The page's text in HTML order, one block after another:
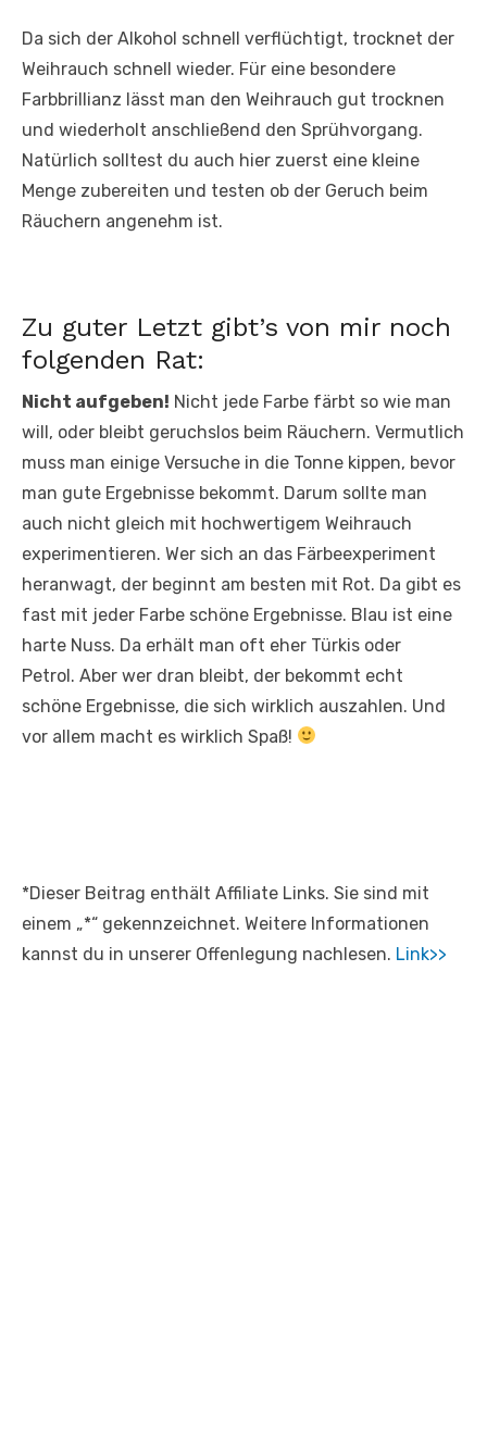
Da sich der Alkohol schnell verflüchtigt, trocknet der
Weihrauch schnell wieder. Für eine besondere
Farbbrillianz lässt man den Weihrauch gut trocknen
und wiederholt anschließend den Sprühvorgang.
Natürlich solltest du auch hier zuerst eine kleine
Menge zubereiten und testen ob der Geruch beim
Räuchern angenehm ist.
Zu guter Letzt gibt’s von mir noch
folgenden Rat:
Nicht aufgeben! Nicht jede Farbe färbt so wie man
will, oder bleibt geruchslos beim Räuchern. Vermutlich
muss man einige Versuche in die Tonne kippen, bevor
man gute Ergebnisse bekommt. Darum sollte man
auch nicht gleich mit hochwertigem Weihrauch
experimentieren. Wer sich an das Färbeexperiment
heranwagt, der beginnt am besten mit Rot. Da gibt es
fast mit jeder Farbe schöne Ergebnisse. Blau ist eine
harte Nuss. Da erhält man oft eher Türkis oder
Petrol. Aber wer dran bleibt, der bekommt echt
schöne Ergebnisse, die sich wirklich auszahlen. Und
vor allem macht es wirklich Spaß!
*Dieser Beitrag enthält Affiliate Links. Sie sind mit
einem „*“ gekennzeichnet. Weitere Informationen
kannst du in unserer Offenlegung nachlesen. Link>>